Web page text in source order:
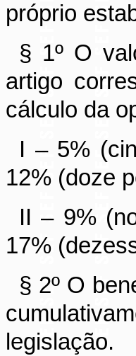
próprio
§ 1º O
artigo
cálculo da
I – 5%
12% (doze
II – 9%
17%
§ 2º O
legislação.